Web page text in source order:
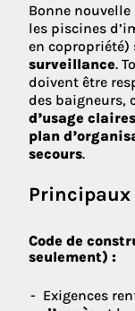
Bonne
les piscines
en copropriété)
surveillance.
doivent être
des baigneurs,
d’usage
plan
secours.
Code de
seulement) :
Exigences